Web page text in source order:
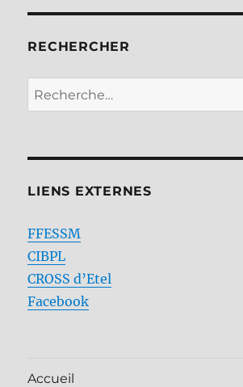
RECHERCHER
Recherche
pour :
LIENS EXTERNES
FFESSM
CIBPL
CROSS d’Etel
Facebook
Accueil